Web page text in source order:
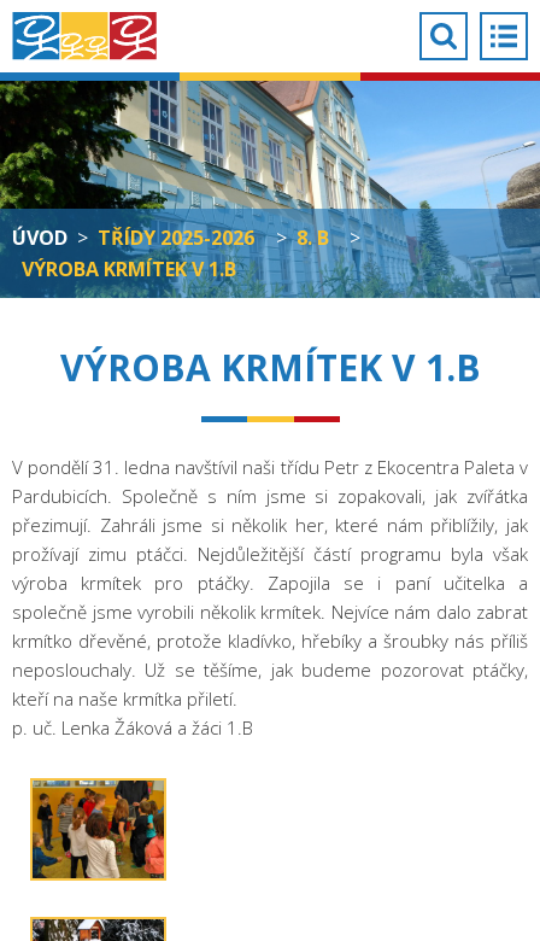
ÚVOD > TŘÍDY 2025-2026 > 8. B
>
VÝROBA KRMÍTEK V 1.B
VÝROBA KRMÍTEK V 1.B
V pondělí 31. ledna navštívil naši třídu Petr z Ekocentra Paleta v
Pardubicích. Společně s ním jsme si zopakovali, jak zvířátka
přezimují. Zahráli jsme si několik her, které nám přiblížily, jak
prožívají zimu ptáčci. Nejdůležitější částí programu byla však
výroba krmítek pro ptáčky. Zapojila se i paní učitelka a
společně jsme vyrobili několik krmítek. Nejvíce nám dalo zabrat
krmítko dřevěné, protože kladívko, hřebíky a šroubky nás příliš
neposlouchaly. Už se těšíme, jak budeme pozorovat ptáčky,
kteří na naše krmítka přiletí.
p. uč. Lenka Žáková a žáci 1.B